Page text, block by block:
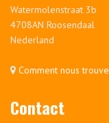
Watermolenstraat 3b
4708AN Roosendaal
Nederland
Comment nous
Contact